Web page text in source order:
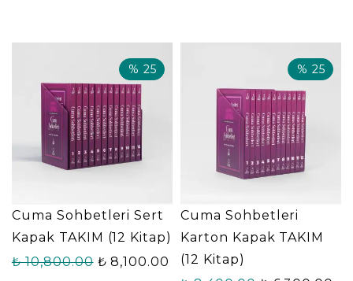
% 25
Cuma Sohbetleri Sert
Kapak TAKIM (12 Kitap)
₺ 10,800.00 ₺ 8,100.00
% 25
Cuma Sohbetleri
Karton Kapak TAKIM
(12 Kitap)